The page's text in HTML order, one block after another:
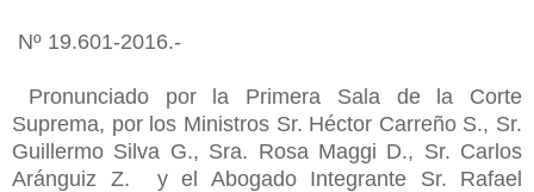
Nº 19.601-2016.-
Pronunciado por la Primera Sala de la Corte
Suprema, por los Ministros Sr. Héctor Carreño S., Sr.
Guillermo Silva G., Sra. Rosa Maggi D., Sr. Carlos
Aránguiz Z. y el Abogado Integrante Sr. Rafael